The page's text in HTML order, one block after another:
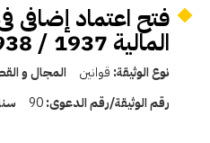
فتح اعتماد إضافى
المالية 1937 / 1938
نوع الوثيقة: قوانين المجال و
رقم الوثيقة/رقم الدعوى:90